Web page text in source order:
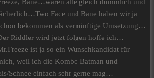
Bane…waren alle gleich dümmlich und
Face und Bane haben wir ja
bekommen als vernünftige Umsetzung…
Riddler wird jetzt folgen hoffe ich…
ist ja so ein Wunschkandidat für
weil ich die Kombo Batman und
Schnee einfach sehr gerne mag…